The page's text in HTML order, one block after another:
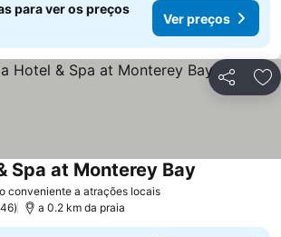
para ver os preços
Ver preços
Partilhar
conveniente a atrações locais
Spa at Monterey Bay
a 0.2 km da praia